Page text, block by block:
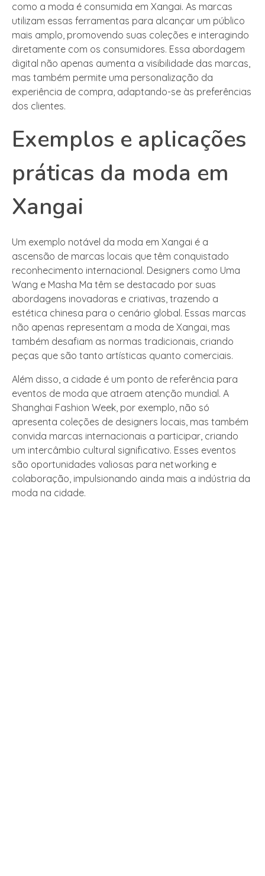
como a moda é consumida em Xangai. As marcas
utilizam essas ferramentas para alcançar um público
mais amplo, promovendo suas coleções e interagindo
diretamente com os consumidores. Essa abordagem
digital não apenas aumenta a visibilidade das marcas,
mas também permite uma personalização da
experiência de compra, adaptando-se às preferências
dos clientes.
Exemplos e aplicações
práticas da moda em
Xangai
Um exemplo notável da moda em Xangai é a
ascensão de marcas locais que têm conquistado
reconhecimento internacional. Designers como Uma
Wang e Masha Ma têm se destacado por suas
abordagens inovadoras e criativas, trazendo a
estética chinesa para o cenário global. Essas marcas
não apenas representam a moda de Xangai, mas
também desafiam as normas tradicionais, criando
peças que são tanto artísticas quanto comerciais.
Além disso, a cidade é um ponto de referência para
eventos de moda que atraem atenção mundial. A
Shanghai Fashion Week, por exemplo, não só
apresenta coleções de designers locais, mas também
convida marcas internacionais a participar, criando
um intercâmbio cultural significativo. Esses eventos
são oportunidades valiosas para networking e
colaboração, impulsionando ainda mais a indústria da
moda na cidade.